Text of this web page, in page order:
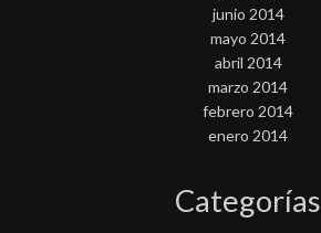
junio 2014
mayo 2014
abril 2014
marzo 2014
febrero 2014
enero 2014
Categorías